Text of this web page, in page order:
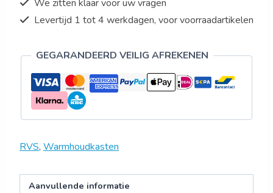
We zitten klaar voor uw vragen
Levertijd 1 tot 4 werkdagen, voor voorraadartikelen
GEGARANDEERD VEILIG AFREKENEN
RVS, Warmhoudkasten
Aanvullende informatie